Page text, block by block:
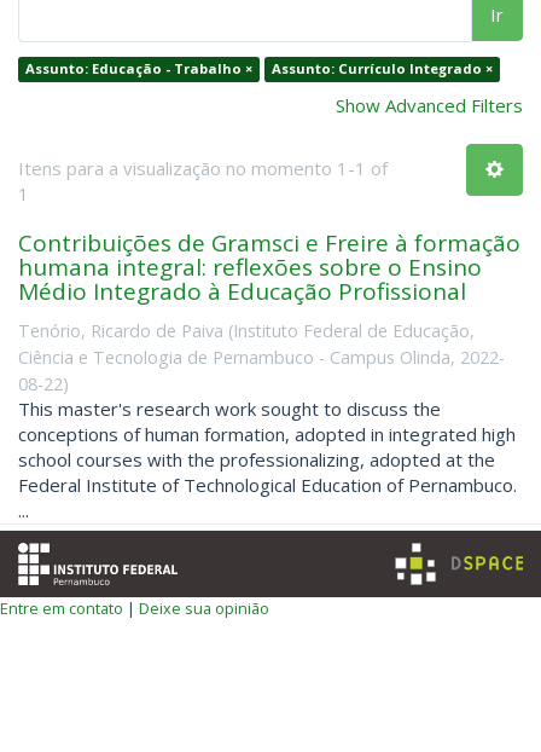
Ir
Assunto: Educação - Trabalho × Assunto: Currículo Integrado ×
Show Advanced Filters
Itens para a visualização no momento 1-1 of
1
Contribuições de Gramsci e Freire à formação
humana integral: reflexões sobre o Ensino
Médio Integrado à Educação Profissional
Tenório, Ricardo de Paiva (Instituto Federal de Educação,
Ciência e Tecnologia de Pernambuco - Campus Olinda, 2022-
08-22)
This master's research work sought to discuss the
conceptions of human formation, adopted in integrated high
school courses with the professionalizing, adopted at the
Federal Institute of Technological Education of Pernambuco.
...
Entre em contato | Deixe sua opinião